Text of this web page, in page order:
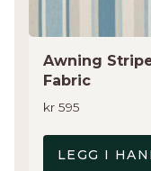
Awning
Fabric
kr 595
LEGG I